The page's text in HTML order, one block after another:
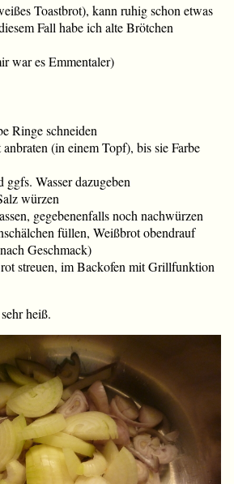
Toastbrot), kann ruhig schon etwas
Fall habe ich alte Brötchen
war es Emmentaler)
Ringe schneiden
(in einem Topf), bis sie Farbe
Wasser dazugeben
würzen
gegebenenfalls noch nachwürzen
füllen, Weißbrot obendrauf
Geschmack)
streuen, im Backofen mit Grillfunktion
heiß.